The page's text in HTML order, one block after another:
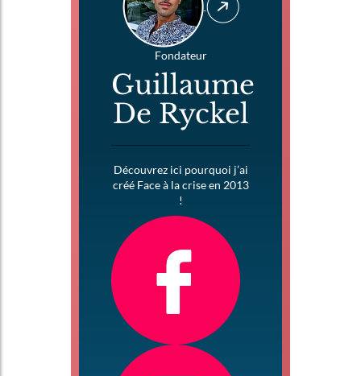
Fondateur
Guillaume
De Ryckel
Découvrez ici pourquoi j’ai
créé Face à la crise en 2013
!